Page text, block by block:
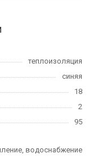
теплоизоляция
синяя
18
2
95
водоснабжение